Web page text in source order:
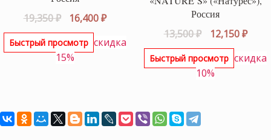
19,350₽
Первоначальная
цена
составляла
19,350 ₽.
16,400₽Текущая
16,400 ₽.
Быстрый просмотр скидка
15%
Россия
13,500₽
цена
составляла
13,500 ₽.
12,150₽
Быстрый просмотр скидка
10%